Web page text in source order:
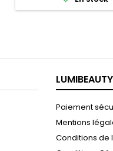
séborrhéique. Testé
LUMIBEAUTY
Paiement
Mentions
Conditions de